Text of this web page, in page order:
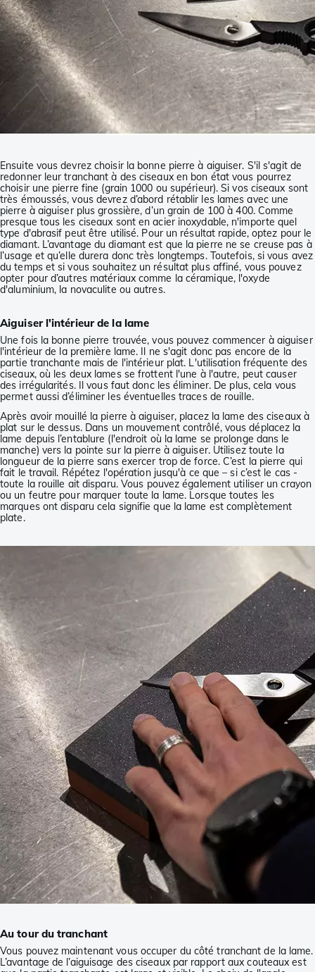
Ensuite vous devrez choisir la bonne pierre à aiguiser. S'il s'agit de
redonner leur tranchant à des ciseaux en bon état vous pourrez
choisir une pierre fine (grain 1000 ou supérieur). Si vos ciseaux sont
très émoussés, vous devrez d’abord rétablir les lames avec une
pierre à aiguiser plus grossière, d’un grain de 100 à 400. Comme
presque tous les ciseaux sont en acier inoxydable, n'importe quel
type d'abrasif peut être utilisé. Pour un résultat rapide, optez pour le
diamant. L’avantage du diamant est que la pierre ne se creuse pas à
l’usage et qu’elle durera donc très longtemps. Toutefois, si vous avez
du temps et si vous souhaitez un résultat plus affiné, vous pouvez
opter pour d’autres matériaux comme la céramique, l'oxyde
d'aluminium, la novaculite ou autres.
Aiguiser l'intérieur de la lame
Une fois la bonne pierre trouvée, vous pouvez commencer à aiguiser
l'intérieur de la première lame. Il ne s'agit donc pas encore de la
partie tranchante mais de l'intérieur plat. L'utilisation fréquente des
ciseaux, où les deux lames se frottent l'une à l'autre, peut causer
des irrégularités. Il vous faut donc les éliminer. De plus, cela vous
permet aussi d’éliminer les éventuelles traces de rouille.
Après avoir mouillé la pierre à aiguiser, placez la lame des ciseaux à
plat sur le dessus. Dans un mouvement contrôlé, vous déplacez la
lame depuis l’entablure (l'endroit où la lame se prolonge dans le
manche) vers la pointe sur la pierre à aiguiser. Utilisez toute la
longueur de la pierre sans exercer trop de force. C’est la pierre qui
fait le travail. Répétez l'opération jusqu'à ce que – si c’est le cas -
toute la rouille ait disparu. Vous pouvez également utiliser un crayon
ou un feutre pour marquer toute la lame. Lorsque toutes les
marques ont disparu cela signifie que la lame est complètement
plate.
Au tour du tranchant
Vous pouvez maintenant vous occuper du côté tranchant de la lame.
L’avantage de l’aiguisage des ciseaux par rapport aux couteaux est